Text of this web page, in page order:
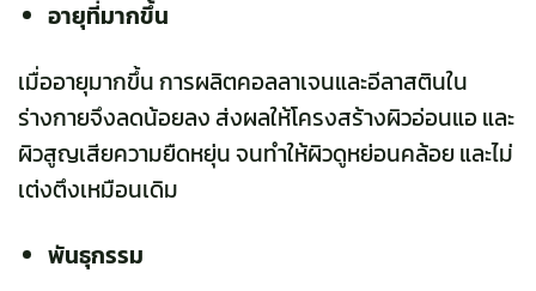
อายุที่มากขึ้น
เมื่ออายุมากขึ้น การผลิตคอลลาเจนและอีลาสตินใน
ร่างกายจึงลดน้อยลง ส่งผลให้โครงสร้างผิวอ่อนแอ และ
ผิวสูญเสียความยืดหยุ่น จนทำให้ผิวดูหย่อนคล้อย และไม่
เต่งตึงเหมือนเดิม
พันธุกรรม